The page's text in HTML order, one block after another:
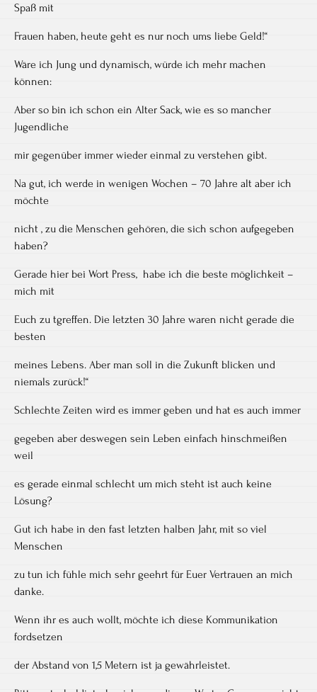
Spaß mit
Frauen haben, heute geht es nur noch ums liebe Geld!“
Wäre ich Jung und dynamisch, würde ich mehr machen
können:
Aber so bin ich schon ein Alter Sack, wie es so mancher
Jugendliche
mir gegenüber immer wieder einmal zu verstehen gibt.
Na gut, ich werde in wenigen Wochen – 70 Jahre alt aber ich
möchte
nicht , zu die Menschen gehören, die sich schon aufgegeben
haben?
Gerade hier bei Wort Press, habe ich die beste möglichkeit –
mich mit
Euch zu tgreffen. Die letzten 30 Jahre waren nicht gerade die
besten
meines Lebens. Aber man soll in die Zukunft blicken und
niemals zurück!“
Schlechte Zeiten wird es immer geben und hat es auch immer
gegeben aber deswegen sein Leben einfach hinschmeißen
weil
es gerade einmal schlecht um mich steht ist auch keine
Lösung?
Gut ich habe in den fast letzten halben Jahr, mit so viel
Menschen
zu tun ich fühle mich sehr geehrt für Euer Vertrauen an mich
danke.
Wenn ihr es auch wollt, möchte ich diese Kommunikation
fordsetzen
der Abstand von 1,5 Metern ist ja gewährleistet.